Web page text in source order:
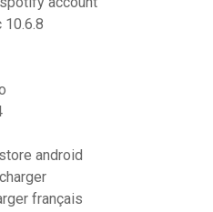
10.6.8
android
français